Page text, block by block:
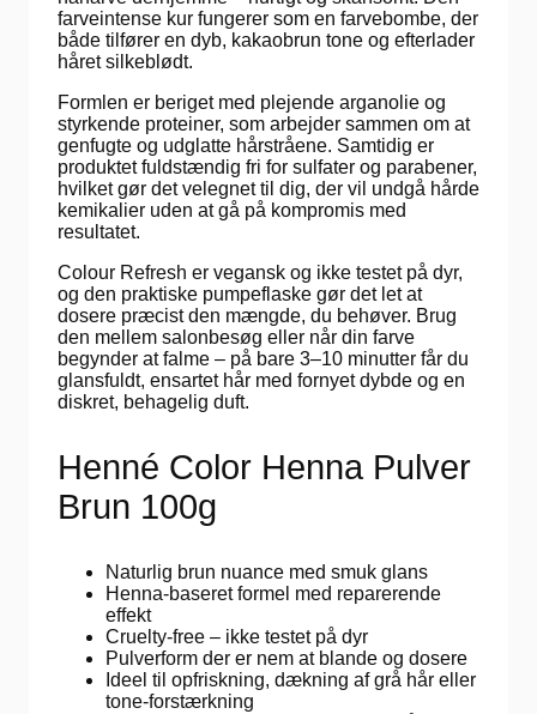
farveintense kur fungerer som en farvebombe, der
både tilfører en dyb, kakaobrun tone og efterlader
håret silkeblødt.
Formlen er beriget med plejende arganolie og
styrkende proteiner, som arbejder sammen om at
genfugte og udglatte hårstråene. Samtidig er
produktet fuldstændig fri for sulfater og parabener,
hvilket gør det velegnet til dig, der vil undgå hårde
kemikalier uden at gå på kompromis med
resultatet.
Colour Refresh er vegansk og ikke testet på dyr,
og den praktiske pumpeflaske gør det let at
dosere præcist den mængde, du behøver. Brug
den mellem salonbesøg eller når din farve
begynder at falme – på bare 3–10 minutter får du
glansfuldt, ensartet hår med fornyet dybde og en
diskret, behagelig duft.
Henné Color Henna Pulver
Brun 100g
Naturlig brun nuance med smuk glans
Henna-baseret formel med reparerende
effekt
Cruelty-free – ikke testet på dyr
Pulverform der er nem at blande og dosere
Ideel til opfriskning, dækning af grå hår eller
tone-forstærkning